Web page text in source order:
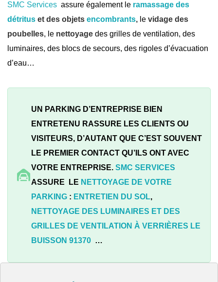
SMC Services assure également le ramassage des
détritus et des objets encombrants, le vidage des
poubelles, le nettoyage des grilles de ventilation, des
luminaires, des blocs de secours, des rigoles d’évacuation
d’eau…
UN PARKING D’ENTREPRISE BIEN
ENTRETENU RASSURE LES CLIENTS OU
VISITEURS, D’AUTANT QUE C’EST SOUVENT
LE PREMIER CONTACT QU’ILS ONT AVEC
VOTRE ENTREPRISE. SMC SERVICES
ASSURE LE NETTOYAGE DE VOTRE
PARKING : ENTRETIEN DU SOL,
NETTOYAGE DES LUMINAIRES ET DES
GRILLES DE VENTILATION À VERRIÈRES LE
BUISSON 91370 …